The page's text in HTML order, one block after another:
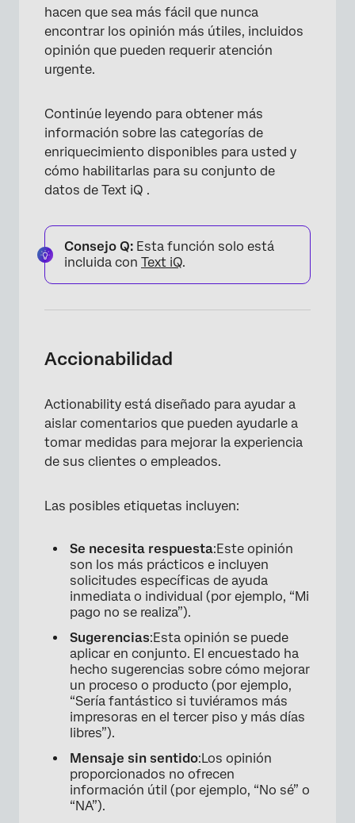
hacen que sea más fácil que nunca
encontrar los opinión más útiles, incluidos
opinión que pueden requerir atención
urgente.
Continúe leyendo para obtener más
información sobre las categorías de
enriquecimiento disponibles para usted y
cómo habilitarlas para su conjunto de
datos de Text iQ .
Consejo Q: Esta función solo está
incluida con Text iQ.
Accionabilidad
Actionability está diseñado para ayudar a
aislar comentarios que pueden ayudarle a
tomar medidas para mejorar la experiencia
de sus clientes o empleados.
Las posibles etiquetas incluyen:
Se necesita respuesta:Este opinión
son los más prácticos e incluyen
solicitudes específicas de ayuda
inmediata o individual (por ejemplo, “Mi
pago no se realiza”).
Sugerencias:Esta opinión se puede
aplicar en conjunto. El encuestado ha
hecho sugerencias sobre cómo mejorar
un proceso o producto (por ejemplo,
“Sería fantástico si tuviéramos más
impresoras en el tercer piso y más días
libres”).
Mensaje sin sentido:Los opinión
proporcionados no ofrecen
información útil (por ejemplo, “No sé” o
“NA”).